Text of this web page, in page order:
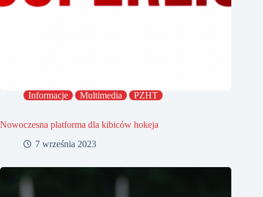
Informacje Multimedia PZHT
Nowoczesna platforma dla kibiców hokeja
7 września 2023